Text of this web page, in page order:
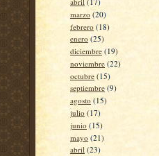
marzo (20)
febrero (18)
enero (25)
diciembre (19)
noviembre (22)
octubre (15)
septiembre (9)
agosto (15)
julio (17)
junio (15)
mayo (21)
abril (23)